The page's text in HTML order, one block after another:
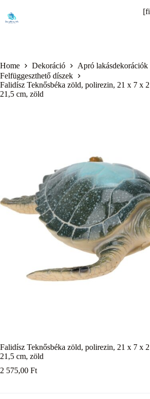
content
Home Dekoráció
Apró lakásdekorációk
Felfüggeszthető díszek
Falidísz Teknősbéka zöld, polirezin, 21 x 7 x
21,5 cm, zöld
Falidísz Teknősbéka zöld, polirezin, 21 x 7 x
21,5 cm, zöld
2 575,00 Ft